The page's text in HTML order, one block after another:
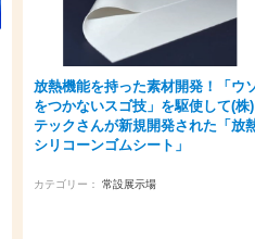
放熱機能を持った素材開発！「ウ
をつかないスゴ技」を駆使して(株)
テックさんが新規開発された「放
シリコーンゴムシート」
カテゴリー： 常設展示場